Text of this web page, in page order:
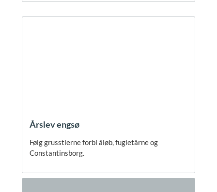
Årslev engsø
Følg grusstierne forbi åløb, fugletårne og
Constantinsborg.